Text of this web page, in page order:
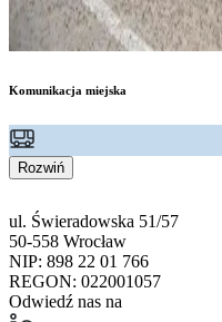
Komunikacja miejska
Rozwiń
ul. Świeradowska 51/57
50-558 Wrocław
NIP: 898 22 01 766
REGON: 022001057
Odwiedź nas na